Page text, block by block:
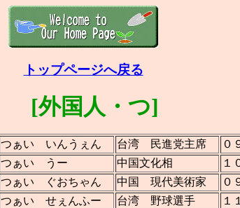
トップページへ戻る
[外国人・つ]
つぁい いんうぇん 台湾 民進党主席
０
つぁい うー 中国文化相
１
つぁい ぐおちゃん 中国 現代美術家
０
つぁい せぇんふー 台湾 野球選手
１